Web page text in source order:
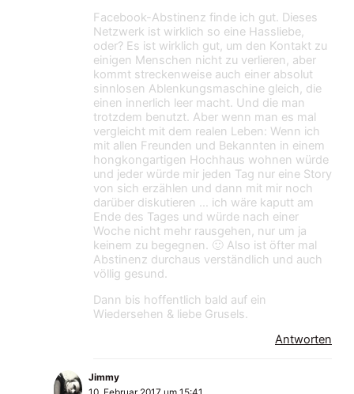
Facebook-Abstinenz finde ich gut. Dieses
Netzwerk ist wirklich so eine Hassliebe,
oder? Es ist wirklich gut, um den Kontakt zu
einigen Menschen nicht zu verlieren, aber
kommt streckenweise auch einer absolut
sinnlosen Ablenkungsmaschine gleich, die
einen innerlich leer macht. Und die man
trotzdem benutzt. Aber wenn man es mal
vergleicht mit dem realen Leben: Wenn ich
mit allen Freunden und Bekannten in einem
hongkongartigen Hochhaus wohnen würde
und jeder würde mir jeden Tag nur eine Story
von sich erzählen und dann mit mir noch
darüber diskutieren … ich wäre kaputt am
Ende des Tages und würde nach einer
Woche nicht mehr rausgehen, nur um ja
keinem zu begegnen. 🙂 Also ist öfter mal
Abstinenz durchaus verständlich und auch
völlig gesund.
Dann bis hoffentlich bald auf ein
Wiedersehen & liebe Grusels.
Antworten
Jimmy